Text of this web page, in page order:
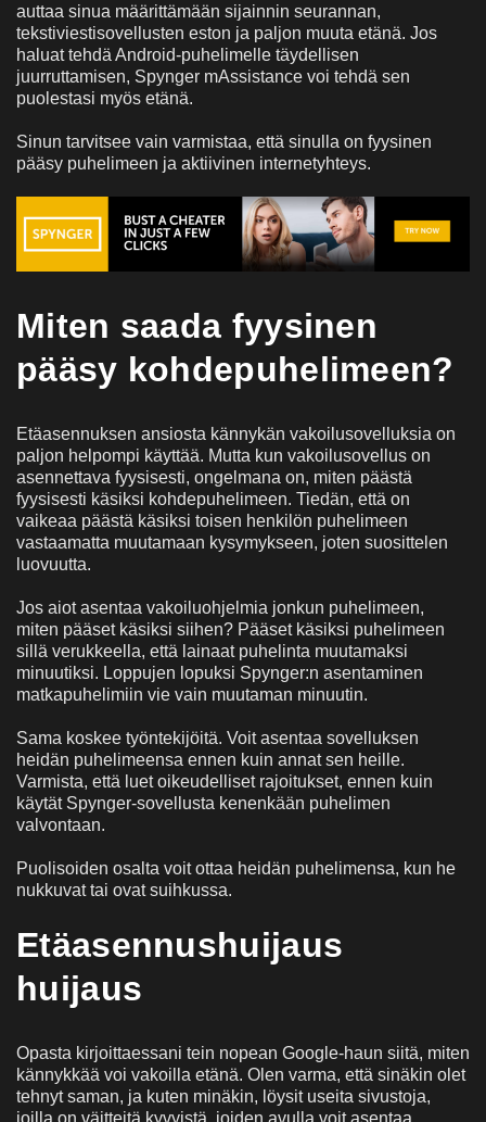
auttaa sinua määrittämään sijainnin seurannan,
tekstiviestisovellusten eston ja paljon muuta etänä. Jos
haluat tehdä Android-puhelimelle täydellisen
juurruttamisen, Spynger mAssistance voi tehdä sen
puolestasi myös etänä.
Sinun tarvitsee vain varmistaa, että sinulla on fyysinen
pääsy puhelimeen ja aktiivinen internetyhteys.
Miten saada fyysinen
pääsy kohdepuhelimeen?
Etäasennuksen ansiosta kännykän vakoilusovelluksia on
paljon helpompi käyttää. Mutta kun vakoilusovellus on
asennettava fyysisesti, ongelmana on, miten päästä
fyysisesti käsiksi kohdepuhelimeen. Tiedän, että on
vaikeaa päästä käsiksi toisen henkilön puhelimeen
vastaamatta muutamaan kysymykseen, joten suosittelen
luovuutta.
Jos aiot asentaa vakoiluohjelmia jonkun puhelimeen,
miten pääset käsiksi siihen? Pääset käsiksi puhelimeen
sillä verukkeella, että lainaat puhelinta muutamaksi
minuutiksi. Loppujen lopuksi Spynger:n asentaminen
matkapuhelimiin vie vain muutaman minuutin.
Sama koskee työntekijöitä. Voit asentaa sovelluksen
heidän puhelimeensa ennen kuin annat sen heille.
Varmista, että luet oikeudelliset rajoitukset, ennen kuin
käytät Spynger-sovellusta kenenkään puhelimen
valvontaan.
Puolisoiden osalta voit ottaa heidän puhelimensa, kun he
nukkuvat tai ovat suihkussa.
Etäasennushuijaus
huijaus
Opasta kirjoittaessani tein nopean Google-haun siitä, miten
kännykkää voi vakoilla etänä. Olen varma, että sinäkin olet
tehnyt saman, ja kuten minäkin, löysit useita sivustoja,
joilla on väitteitä kyvyistä, joiden avulla voit asentaa